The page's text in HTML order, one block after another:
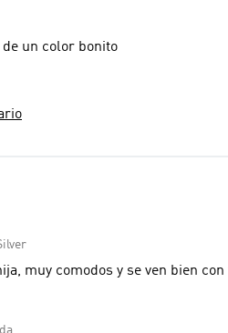
un color bonito
muy comodos y se ven bien con